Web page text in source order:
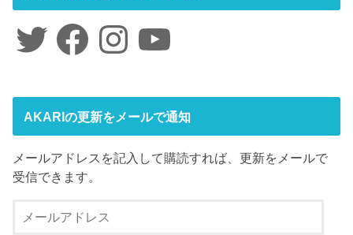
Twitter FacebookInstagramYouTube
AKARIの更新をメールで通知
メールアドレスを記入して購読すれば、更新をメールで
受信できます。
ー